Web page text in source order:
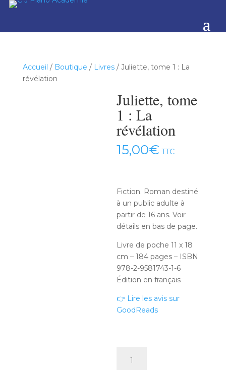
Accueil / Boutique / Livres/ Juliette, tome 1 : La
révélation
Juliette, tome
1 : La
révélation
15,00€ TTC
Fiction. Roman destiné
à un public adulte à
partir de 16 ans. Voir
détails en bas de page.
Livre de poche 11 x 18
cm – 184 pages – ISBN
978-2-9581743-1-6
Édition en français
👉 Lire les avis sur
GoodReads